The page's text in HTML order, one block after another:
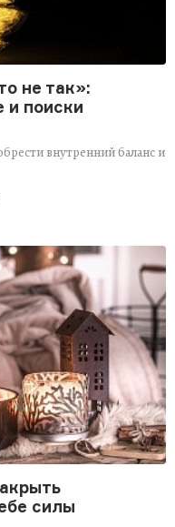
не так»:
и поиски
внутренний баланс и
силы